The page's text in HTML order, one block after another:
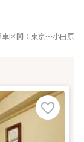
区間： 東京～小田原